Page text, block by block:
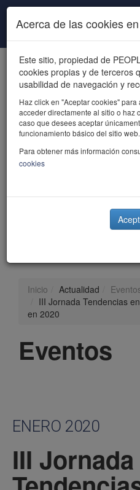
Pasar al contenido principal
powered
Inicio Actualidad
III Jornada Tendencias
en 2020
Eventos
ENERO 2020
III Jornada
Acerca de las cookies
Este sitio, propiedad de
cookies propias y de terceros
usabilidad de navegación y
Haz click en "Aceptar cookies"
acceder directamente al sitio o haz
caso que desees aceptar
funcionamiento básico del sitio web.
Para obtener más información
cookies